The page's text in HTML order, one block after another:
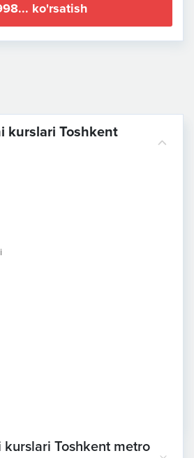
ko'rsatish
kurslari Toshkent
kurslari Toshkent metro